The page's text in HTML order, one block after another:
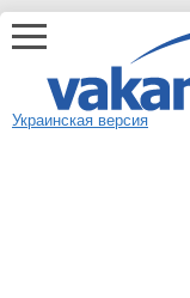
Украинская версия